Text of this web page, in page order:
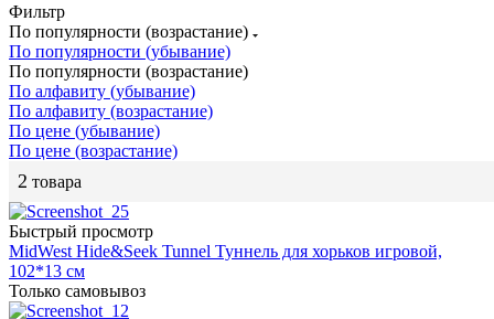
Фильтр
По популярности (возрастание)
По популярности (убывание)
По популярности (возрастание)
По алфавиту (убывание)
По алфавиту (возрастание)
По цене (убывание)
По цене (возрастание)
2 товара
Быстрый просмотр
MidWest Hide&Seek Tunnel Туннель для хорьков игровой,
102*13 см
Только самовывоз